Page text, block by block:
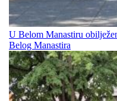
U Belom Manastiru
Belog Manastira